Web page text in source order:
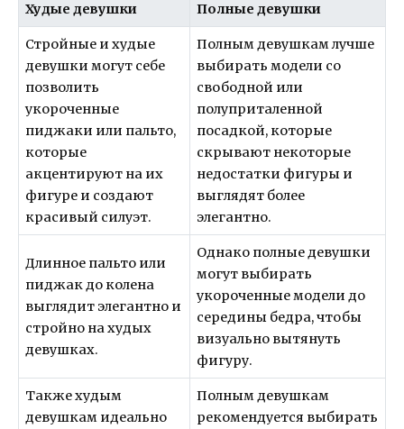
Худые девушки Полные девушки
Стройные и худые
девушки могут себе
позволить
укороченные
пиджаки или пальто,
которые
акцентируют на их
фигуре и создают
красивый силуэт.
Полным девушкам лучше
выбирать модели со
свободной или
полуприталенной
посадкой, которые
скрывают некоторые
недостатки фигуры и
выглядят более
элегантно.
Длинное пальто или
пиджак до колена
выглядит элегантно и
стройно на худых
девушках.
Однако полные девушки
могут выбирать
укороченные модели до
середины бедра, чтобы
визуально вытянуть
фигуру.
Также худым
девушкам идеально
Полным девушкам
рекомендуется выбирать